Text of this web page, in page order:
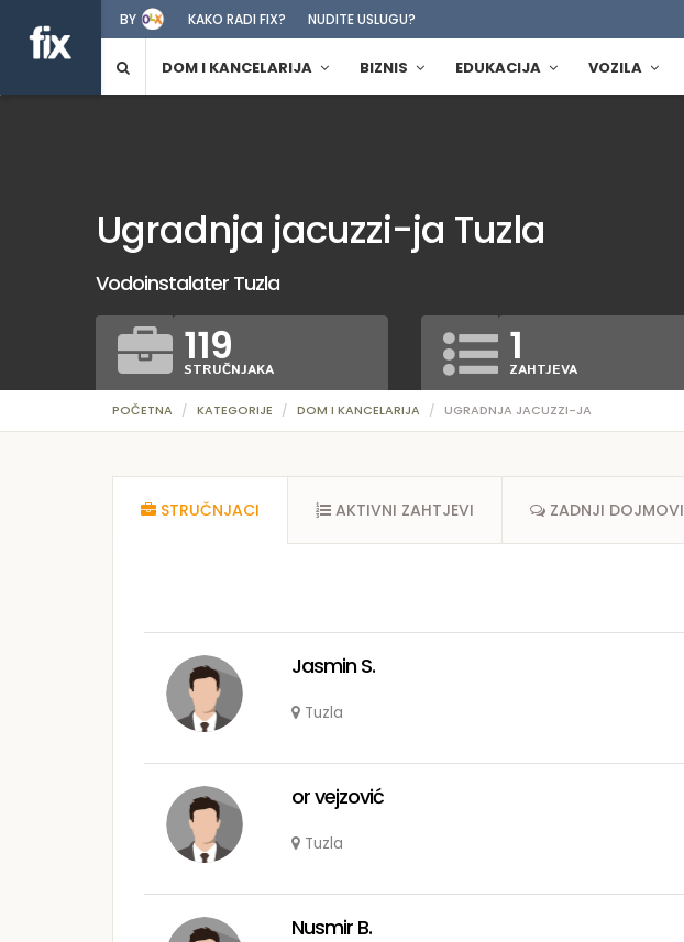
BY KAKO RADI FIX? NUDITE USLUGU?
DOM I KANCELARIJA BIZNIS EDUKACIJA VOZILA
POČETNA KATEGORIJE DOM I KANCELARIJA UGRADNJA JACUZZI-JA
Ugradnja jacuzzi-ja Tuzla
Vodoinstalater Tuzla
119
STRUČNJAKA 1
ZAHTJEVA
STRUČNJACI AKTIVNI ZAHTJEVI ZADNJI DOJMOVI
Jasmin S.
Tuzla
or vejzović
Tuzla
Nusmir B.